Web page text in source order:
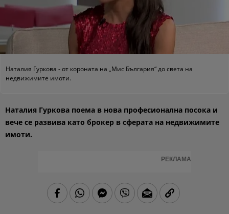
Наталия Гуркова - от короната на „Мис България“ до света на
недвижимите имоти.
Наталия Гуркова поема в нова професионална посока и
вече се развива като брокер в сферата на недвижимите
имоти.
РЕКЛАМА